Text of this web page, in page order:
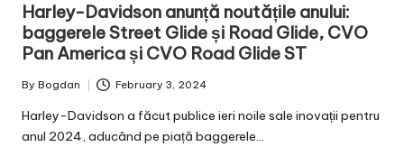
Harley-Davidson anunță noutățile anului:
baggerele Street Glide și Road Glide, CVO
Pan America și CVO Road Glide ST
Posted
by
By Bogdan February 3, 2024
Harley-Davidson a făcut publice ieri noile sale inovații pentru
anul 2024, aducând pe piață baggerele…